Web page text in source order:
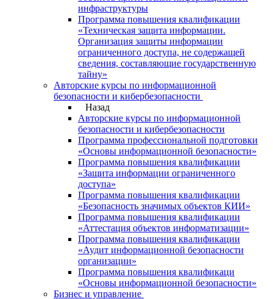
инфраструктуры
Программа повышения квалификации
«Техническая защита информации.
Организация защиты информации
ограниченного доступа, не содержащей
сведения, составляющие государственную
тайну»
Авторские курсы по информационной
безопасности и кибербезопасности
Назад
Авторские курсы по информационной
безопасности и кибербезопасности
Программа профессиональной подготовки
«Основы информационной безопасности»
Программа повышения квалификации
«Защита информации ограниченного
доступа»
Программа повышения квалификации
«Безопасность значимых объектов КИИ»
Программа повышения квалификации
«Аттестация объектов информатизации»
Программа повышения квалификации
«Аудит информационной безопасности
организации»
Программа повышения квалификаци
«Основы информационной безопасности»
Бизнес и управление